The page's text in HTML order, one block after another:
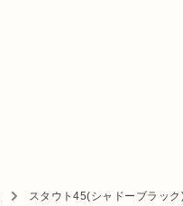
スタウト45(シャドーブラック